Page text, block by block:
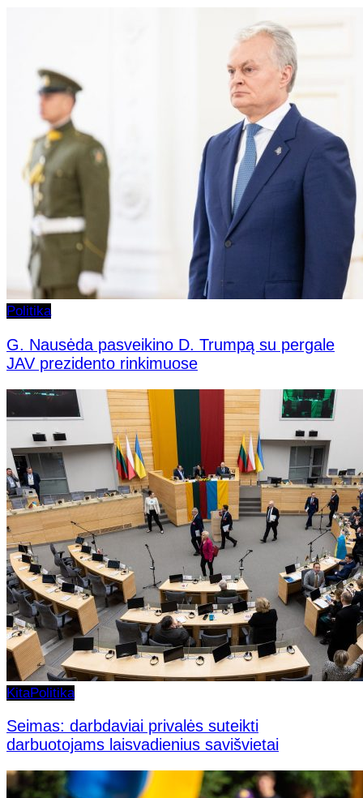
Politika
G. Nausėda pasveikino D. Trumpą su pergale
JAV prezidento rinkimuose
KitaPolitika
Seimas: darbdaviai privalės suteikti
darbuotojams laisvadienius savišvietai